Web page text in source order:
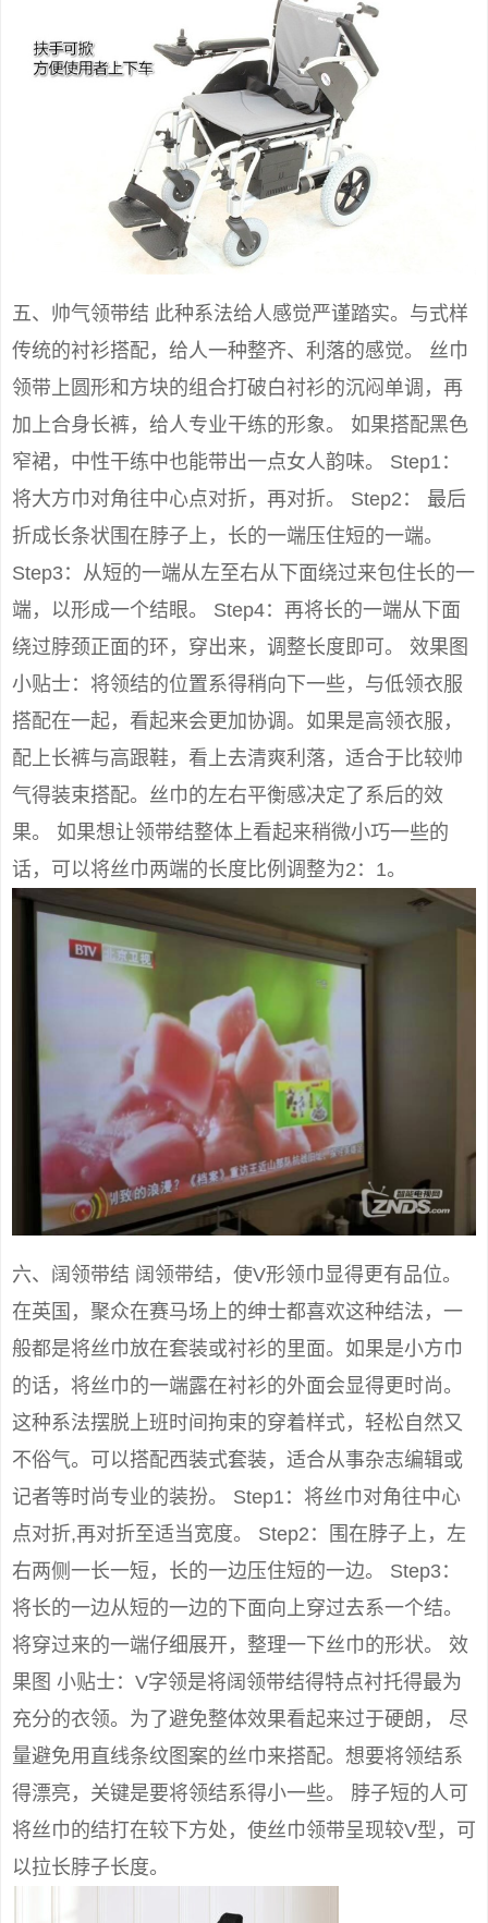
五、帅气领带结 此种系法给人感觉严谨踏实。与式样
传统的衬衫搭配，给人一种整齐、利落的感觉。 丝巾
领带上圆形和方块的组合打破白衬衫的沉闷单调，再
加上合身长裤，给人专业干练的形象。 如果搭配黑色
窄裙，中性干练中也能带出一点女人韵味。 Step1：
将大方巾对角往中心点对折，再对折。 Step2： 最后
折成长条状围在脖子上，长的一端压住短的一端。
Step3：从短的一端从左至右从下面绕过来包住长的一
端，以形成一个结眼。 Step4：再将长的一端从下面
绕过脖颈正面的环，穿出来，调整长度即可。 效果图
小贴士：将领结的位置系得稍向下一些，与低领衣服
搭配在一起，看起来会更加协调。如果是高领衣服，
配上长裤与高跟鞋，看上去清爽利落，适合于比较帅
气得装束搭配。丝巾的左右平衡感决定了系后的效
果。 如果想让领带结整体上看起来稍微小巧一些的
话，可以将丝巾两端的长度比例调整为2：1。
六、阔领带结 阔领带结，使V形领巾显得更有品位。
在英国，聚众在赛马场上的绅士都喜欢这种结法，一
般都是将丝巾放在套装或衬衫的里面。如果是小方巾
的话，将丝巾的一端露在衬衫的外面会显得更时尚。
这种系法摆脱上班时间拘束的穿着样式，轻松自然又
不俗气。可以搭配西装式套装，适合从事杂志编辑或
记者等时尚专业的装扮。 Step1：将丝巾对角往中心
点对折,再对折至适当宽度。 Step2：围在脖子上，左
右两侧一长一短，长的一边压住短的一边。 Step3：
将长的一边从短的一边的下面向上穿过去系一个结。
将穿过来的一端仔细展开，整理一下丝巾的形状。 效
果图 小贴士：V字领是将阔领带结得特点衬托得最为
充分的衣领。为了避免整体效果看起来过于硬朗， 尽
量避免用直线条纹图案的丝巾来搭配。想要将领结系
得漂亮，关键是要将领结系得小一些。 脖子短的人可
将丝巾的结打在较下方处，使丝巾领带呈现较V型，可
以拉长脖子长度。